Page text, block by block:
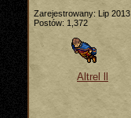
Zarejestrowany: Lip 2013
Postów: 1,372
Altrel ll